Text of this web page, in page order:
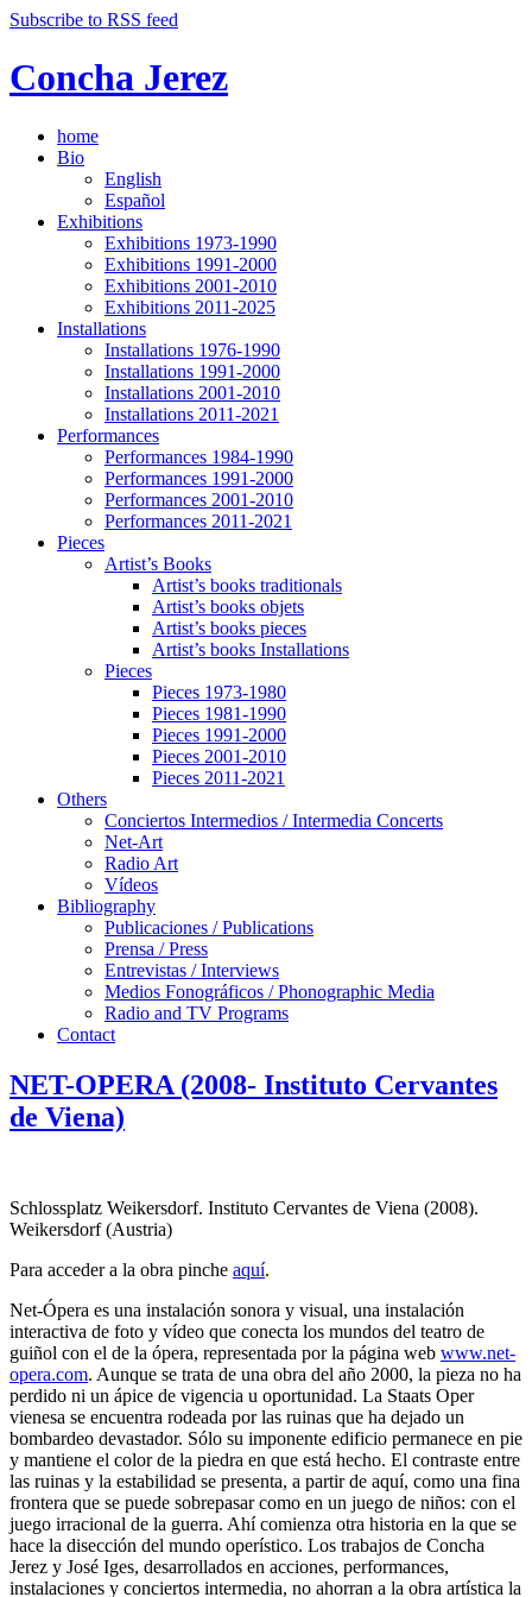
Subscribe to RSS feed
Concha Jerez
home
Bio
English
Español
Exhibitions
Exhibitions 1973-1990
Exhibitions 1991-2000
Exhibitions 2001-2010
Exhibitions 2011-2025
Installations
Installations 1976-1990
Installations 1991-2000
Installations 2001-2010
Installations 2011-2021
Performances
Performances 1984-1990
Performances 1991-2000
Performances 2001-2010
Performances 2011-2021
Pieces
Artist’s Books
Artist’s books traditionals
Artist’s books objets
Artist’s books pieces
Artist’s books Installations
Pieces
Pieces 1973-1980
Pieces 1981-1990
Pieces 1991-2000
Pieces 2001-2010
Pieces 2011-2021
Others
Conciertos Intermedios / Intermedia Concerts
Net-Art
Radio Art
Vídeos
Bibliography
Publicaciones / Publications
Prensa / Press
Entrevistas / Interviews
Medios Fonográficos / Phonographic Media
Radio and TV Programs
Contact
NET-OPERA (2008- Instituto Cervantes
de Viena)
Schlossplatz Weikersdorf. Instituto Cervantes de Viena (2008).
Weikersdorf (Austria)
Para acceder a la obra pinche aquí.
Net-Ópera es una instalación sonora y visual, una instalación
interactiva de foto y vídeo que conecta los mundos del teatro de
guiñol con el de la ópera, representada por la página web www.net-
opera.com. Aunque se trata de una obra del año 2000, la pieza no ha
perdido ni un ápice de vigencia u oportunidad. La Staats Oper
vienesa se encuentra rodeada por las ruinas que ha dejado un
bombardeo devastador. Sólo su imponente edificio permanece en pie
y mantiene el color de la piedra en que está hecho. El contraste entre
las ruinas y la estabilidad se presenta, a partir de aquí, como una fina
frontera que se puede sobrepasar como en un juego de niños: con el
juego irracional de la guerra. Ahí comienza otra historia en la que se
hace la disección del mundo operístico. Los trabajos de Concha
Jerez y José Iges, desarrollados en acciones, performances,
instalaciones y conciertos intermedia, no ahorran a la obra artística la